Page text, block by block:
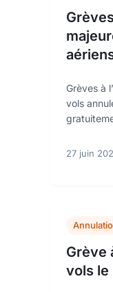
Grèves à
vols
27 juin
Grève
vols le